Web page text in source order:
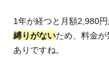
1年が経つと月額2,980
縛りがないため、料金
ありですね。